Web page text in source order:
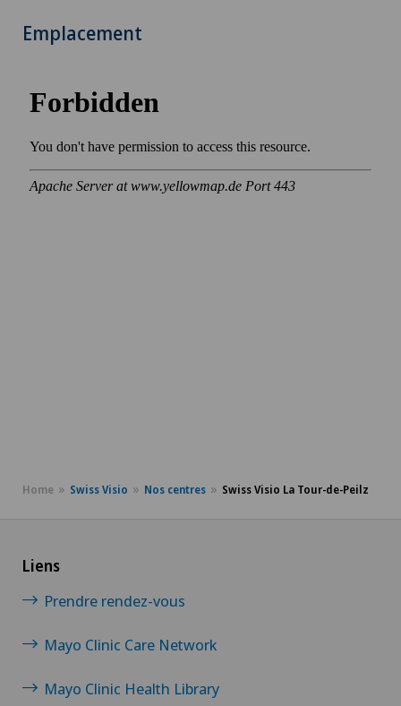
Emplacement
Home Swiss Visio Nos centres Swiss Visio La Tour-de-Peilz
Liens
Prendre rendez-vous
Mayo Clinic Care Network
Mayo Clinic Health Library